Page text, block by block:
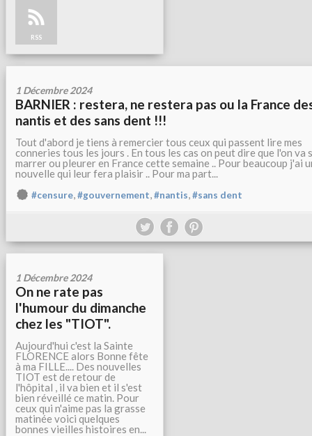
RSS
1 Décembre 2024
BARNIER : restera, ne restera pas ou la France
nantis et des sans dent !!!
Tout d'abord je tiens à remercier tous ceux qui passent lire mes
conneries tous les jours . En tous les cas on peut dire que l'on va
marrer ou pleurer en France cette semaine .. Pour beaucoup j'ai
nouvelle qui leur fera plaisir .. Pour ma part...
#censure,#gouvernement,#nantis,#sans dent
1 Décembre 2024
On ne rate pas
l'humour du dimanche
chez les "TIOT".
Aujourd'hui c'est la Sainte
FLORENCE alors Bonne fête
à ma FILLE.... Des nouvelles
TIOT est de retour de
l'hôpital , il va bien et il s'est
bien réveillé ce matin. Pour
ceux qui n'aime pas la grasse
matinée voici quelques
bonnes vieilles histoires en...